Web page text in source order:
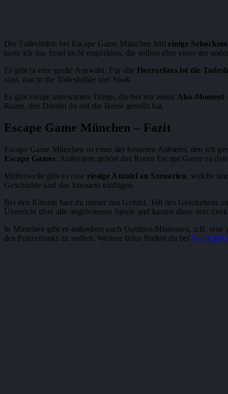
Die Todeshöhle bei Escape Game München hält einige
kann ich das Spiel nicht empfehlen, die sollten eher eines der
Es gibt ja eine große Auswahl. Für alle Horrorfans ist die
sind, macht die Todeshöhle viel Spaß.
Es gibt einige unerwartete Dinge, die bei mir einen Aha-Moment
Raum, den Dimitri da auf die Beine gestellt hat.
Escape Game München – Fazit
Escape Game München ist einer der besseren Anbieter, den ich
Escape Games. Außerdem gehört das Room Escape Game zu
Mittlerweile gibt es eine riesige Anzahl an Szenarien, welche
Geschichte und das Szenario einfügen.
Bei den Rätseln hast du immer das Gefühl, Teil des Geschehens
Übersicht über alle angebotenen Spiele und kannst diese dort
In München gibt es außerdem auch Outdoor-Missionen, z.B. eine
des Polizeifunks zu stellen. Weitere Infos findest du bei